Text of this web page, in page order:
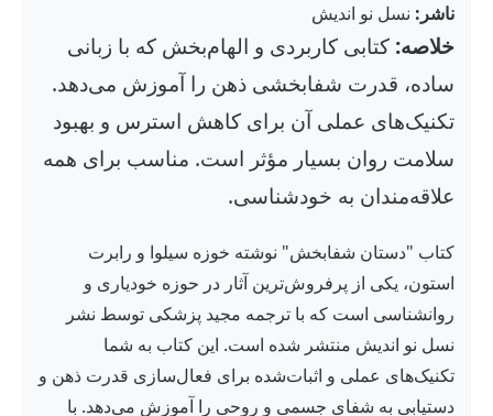
ناشر: نسل نو اندیش
خلاصه: کتابی کاربردی و الهام‌بخش که با زبانی
ساده، قدرت شفابخشی ذهن را آموزش می‌دهد.
تکنیک‌های عملی آن برای کاهش استرس و بهبود
سلامت روان بسیار مؤثر است. مناسب برای همه
علاقه‌مندان به خودشناسی.
کتاب "دستان شفابخش" نوشته خوزه سیلوا و رابرت
استون، یکی از پرفروش‌ترین آثار در حوزه خودیاری و
روانشناسی است که با ترجمه مجید پزشکی توسط نشر
نسل نو اندیش منتشر شده است. این کتاب به شما
تکنیک‌های عملی و اثبات‌شده برای فعال‌سازی قدرت ذهن و
دستیابی به شفای جسمی و روحی را آموزش می‌دهد. با